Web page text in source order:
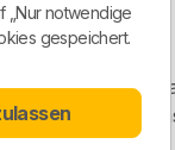
und
„Nur notwendige
gespeichert.